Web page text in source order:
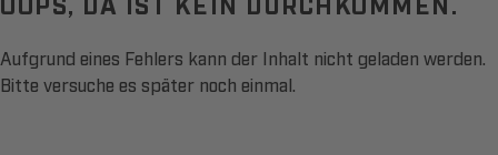
Aufgrund eines Fehlers kann der Inhalt nicht geladen werden.
Bitte versuche es später noch einmal.